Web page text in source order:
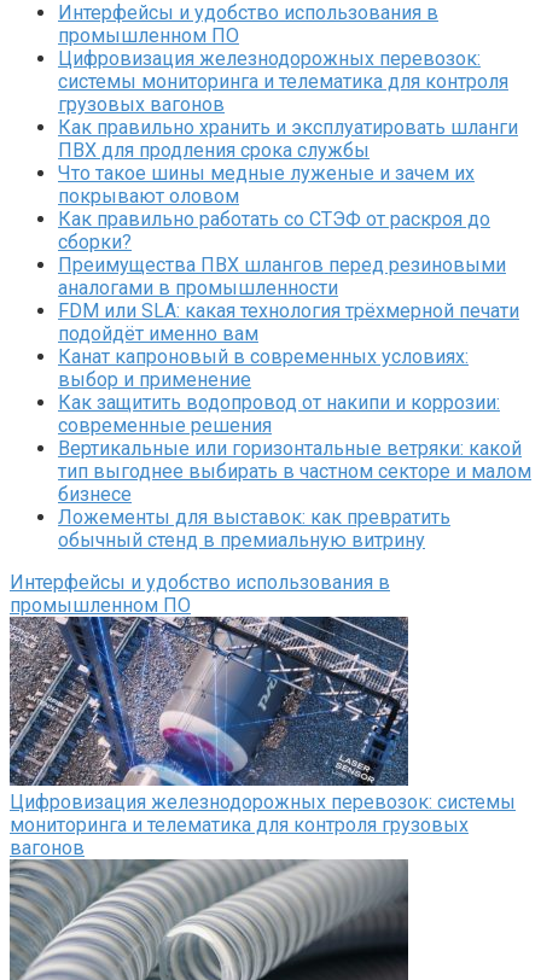
Интерфейсы и удобство использования в
промышленном ПО
Цифровизация железнодорожных перевозок:
системы мониторинга и телематика для контроля
грузовых вагонов
Как правильно хранить и эксплуатировать шланги
ПВХ для продления срока службы
Что такое шины медные луженые и зачем их
покрывают оловом
Как правильно работать со СТЭФ от раскроя до
сборки?
Преимущества ПВХ шлангов перед резиновыми
аналогами в промышленности
FDM или SLA: какая технология трёхмерной печати
подойдёт именно вам
Канат капроновый в современных условиях:
выбор и применение
Как защитить водопровод от накипи и коррозии:
современные решения
Вертикальные или горизонтальные ветряки: какой
тип выгоднее выбирать в частном секторе и малом
бизнесе
Ложементы для выставок: как превратить
обычный стенд в премиальную витрину
Интерфейсы и удобство использования в
промышленном ПО
Цифровизация железнодорожных перевозок: системы
мониторинга и телематика для контроля грузовых
вагонов